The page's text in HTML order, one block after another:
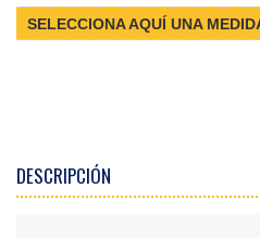
SELECCIONA AQUÍ UNA
DESCRIPCIÓN